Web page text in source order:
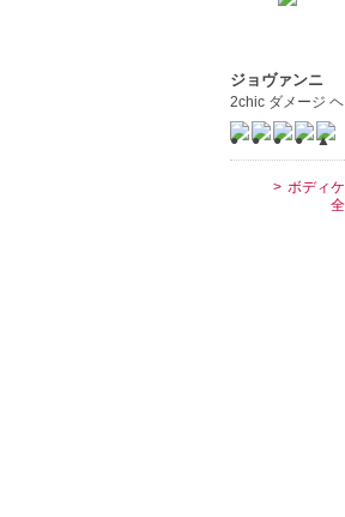
ジョヴァンニ
2chic ダメージ
ボディ